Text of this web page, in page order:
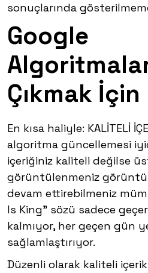
sonuçlarında
Google
Çıkmak İçin
En kısa haliyle: KALİTELİ
algoritma güncellemesi
içeriğiniz kaliteli değilse
görüntülenmeniz
devam ettirebilmeniz
Is King” sözü sadece
kalmıyor, her geçen gün
sağlamlaştırıyor.
Düzenli olarak kaliteli